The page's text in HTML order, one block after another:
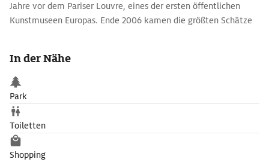
Jahre vor dem Pariser Louvre, eines der ersten öffentlichen
Kunstmuseen Europas. Ende 2006 kamen die größten Schätze
Zweiten Weltkrieg nach Bukarest verschleppt worden waren.
Das Museum zeigt auch Ausstellungen zeitgenössischer
rumänischer Künstler und hat eine prächtige Sammlung
weltlicher und liturgischer Silberwaren.
In der Nähe
Park
Toiletten
Shopping